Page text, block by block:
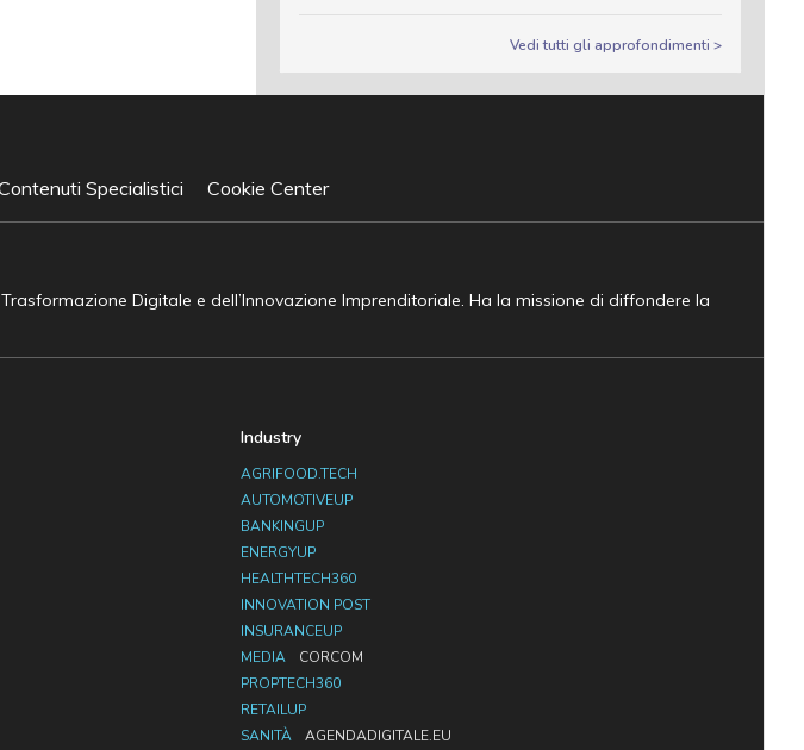
Vedi tutti gli approfondimenti >
Specialistici Cookie Center
Digitale e dell’Innovazione Imprenditoriale. Ha la missione di diffondere la
Industry
AGRIFOOD.TECH
AUTOMOTIVEUP
BANKINGUP
ENERGYUP
HEALTHTECH360
INNOVATION POST
INSURANCEUP
MEDIA
CORCOM
PROPTECH360
RETAILUP
SANITÀ
AGENDADIGITALE.EU